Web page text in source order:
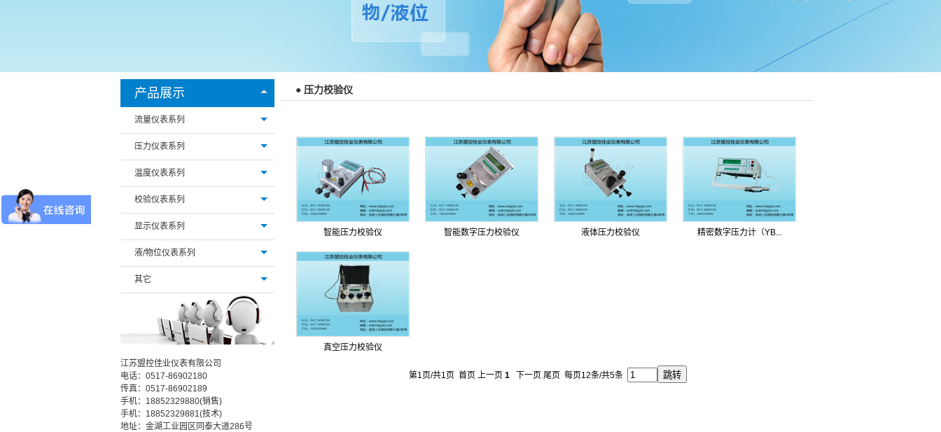
产品展示
流量仪表系列
压力仪表系列
温度仪表系列
校验仪表系列
显示仪表系列
液/物位仪表系列
其它
江苏盟控佳业仪表有限公司
电话：0517-86902180
传真：0517-86902189
手机：18852329880(销售)
手机：18852329881(技术)
地址：金湖工业园区同泰大道286号
● 压力校验仪
智能压力校验仪 智能数字压力校验仪 液体压力校验仪 精密数字压力计（YB...
真空压力校验仪
第1页/共1页 首页 上一页 1下一页 尾页 每页12条/共5条